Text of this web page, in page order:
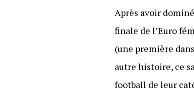
Après avoir
finale de l’Euro
(une première
autre histoire, ce
football de leur